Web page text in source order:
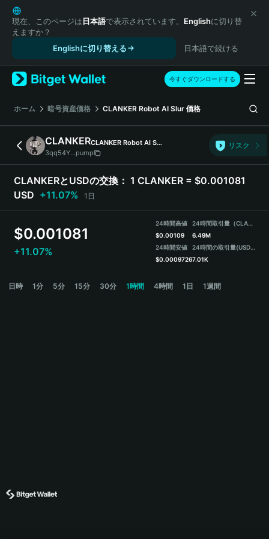
English
日本語
Tiếng Việt
Español (Latinoamérica)
Türkçe
Français
Deutsch
简体中文
繁體中文
Português (Portugal)
Bahasa Indonesia
ภาษาไทย
हिन्दी
Español
Português (Brasil)
現在、このページは日本語で表示されています。 Englishに切り替
えますか？
Englishに切り替える
日本語で続ける
今すぐダウンロードする
ホーム 暗号資産価格 CLANKER Robot AI Slur 価格
CLANKER
CLANKER Robot AI Slur
3qq54Y...pump
リスク
CLANKERとUSDの交換： 1 CLANKER = $0.001081
USD +11.07% 1日
$0.001081
+11.07%
24時間高値
$0.00109
24時間安値
$0.0009726
24時間取引量（CLANKER）
6.49M
24時間の取引量(USDT)
7.01K
日時 1分 5分 15分 30分 1時間 4時間 1日 1週間